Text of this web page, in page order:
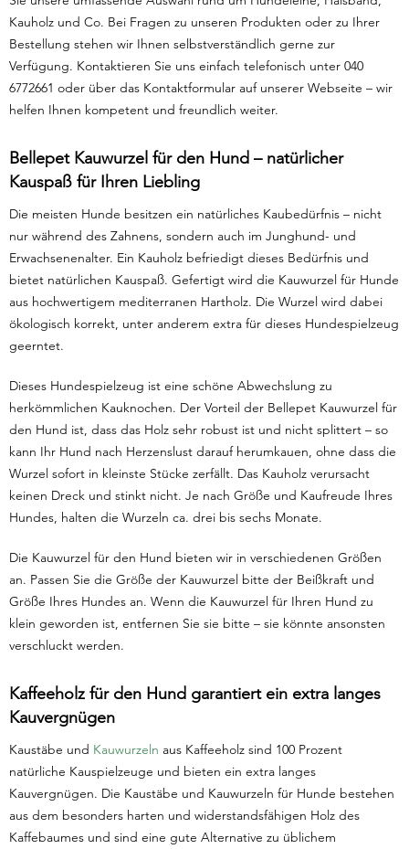
Kauholz und Co. Bei Fragen zu unseren Produkten oder zu Ihrer
Bestellung stehen wir Ihnen selbstverständlich gerne zur
Verfügung. Kontaktieren Sie uns einfach telefonisch unter 040
6772661 oder über das Kontaktformular auf unserer Webseite – wir
helfen Ihnen kompetent und freundlich weiter.
Bellepet Kauwurzel für den Hund – natürlicher
Kauspaß für Ihren Liebling
Die meisten Hunde besitzen ein natürliches Kaubedürfnis – nicht
nur während des Zahnens, sondern auch im Junghund- und
Erwachsenenalter. Ein Kauholz befriedigt dieses Bedürfnis und
bietet natürlichen Kauspaß. Gefertigt wird die Kauwurzel für Hunde
aus hochwertigem mediterranen Hartholz. Die Wurzel wird dabei
ökologisch korrekt, unter anderem extra für dieses Hundespielzeug
geerntet.
Dieses Hundespielzeug ist eine schöne Abwechslung zu
herkömmlichen Kauknochen. Der Vorteil der Bellepet Kauwurzel für
den Hund ist, dass das Holz sehr robust ist und nicht splittert – so
kann Ihr Hund nach Herzenslust darauf herumkauen, ohne dass die
Wurzel sofort in kleinste Stücke zerfällt. Das Kauholz verursacht
keinen Dreck und stinkt nicht. Je nach Größe und Kaufreude Ihres
Hundes, halten die Wurzeln ca. drei bis sechs Monate.
Die Kauwurzel für den Hund bieten wir in verschiedenen Größen
an. Passen Sie die Größe der Kauwurzel bitte der Beißkraft und
Größe Ihres Hundes an. Wenn die Kauwurzel für Ihren Hund zu
klein geworden ist, entfernen Sie sie bitte – sie könnte ansonsten
verschluckt werden.
Kaffeeholz für den Hund garantiert ein extra langes
Kauvergnügen
Kaustäbe und Kauwurzeln aus Kaffeeholz sind 100 Prozent
natürliche Kauspielzeuge und bieten ein extra langes
Kauvergnügen. Die Kaustäbe und Kauwurzeln für Hunde bestehen
aus dem besonders harten und widerstandsfähigen Holz des
Kaffebaumes und sind eine gute Alternative zu üblichem